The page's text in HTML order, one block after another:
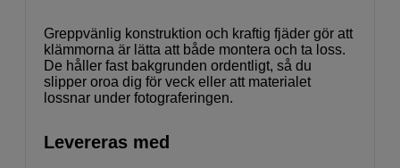
Greppvänlig konstruktion och kraftig fjäder gör att
klämmorna är lätta att både montera och ta loss.
De håller fast bakgrunden ordentligt, så du
slipper oroa dig för veck eller att materialet
lossnar under fotograferingen.
Levereras med